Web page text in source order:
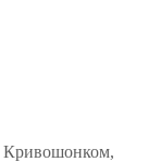
Кривошонком,